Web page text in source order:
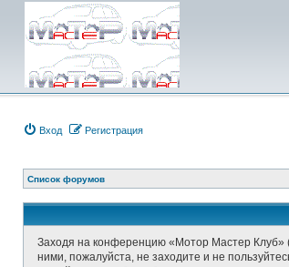
Вход Регистрация
Список форумов
Заходя на конференцию «Мотор Мастер Клуб»
ними, пожалуйста, не заходите и не